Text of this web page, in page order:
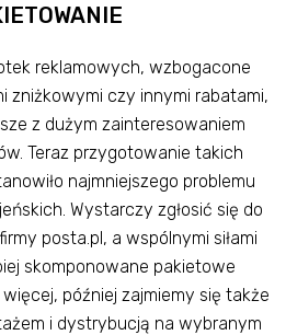
reklamowych, wzbogacone
zniżkowymi czy innymi rabatami,
z dużym zainteresowaniem
Teraz przygotowanie takich
najmniejszego problemu
Wystarczy zgłosić się do
posta.pl, a wspólnymi siłami
skomponowane pakietowe
więcej, później zajmiemy się także
i dystrybucją na wybranym